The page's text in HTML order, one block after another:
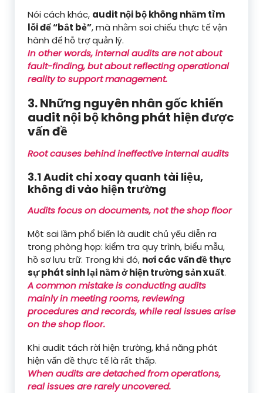
Nói cách khác, audit nội bộ không nhằm tìm
lỗi để “bắt bẻ”, mà nhằm soi chiếu thực tế vận
hành để hỗ trợ quản lý.
In other words, internal audits are not about
fault-finding, but about reflecting operational
reality to support management.
3. Những nguyên nhân gốc khiến
audit nội bộ không phát hiện được
vấn đề
Root causes behind ineffective internal audits
3.1 Audit chỉ xoay quanh tài liệu,
không đi vào hiện trường
Audits focus on documents, not the shop floor
Một sai lầm phổ biến là audit chủ yếu diễn ra
trong phòng họp: kiểm tra quy trình, biểu mẫu,
hồ sơ lưu trữ. Trong khi đó, nơi các vấn đề thực
sự phát sinh lại nằm ở hiện trường sản xuất.
A common mistake is conducting audits
mainly in meeting rooms, reviewing
procedures and records, while real issues arise
on the shop floor.
Khi audit tách rời hiện trường, khả năng phát
hiện vấn đề thực tế là rất thấp.
When audits are detached from operations,
real issues are rarely uncovered.